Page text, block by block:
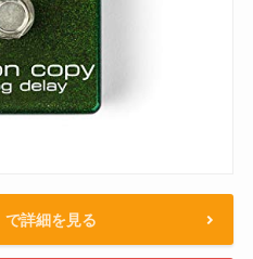
で詳細を見る